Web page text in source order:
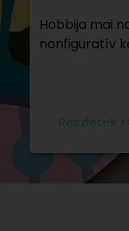
Hobbija mai
nonfiguratív
Részletek